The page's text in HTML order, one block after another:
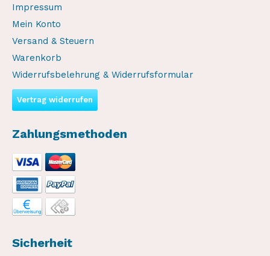
Impressum
Mein Konto
Versand & Steuern
Warenkorb
Widerrufsbelehrung & Widerrufsformular
Vertrag widerrufen
Zahlungsmethoden
Sicherheit